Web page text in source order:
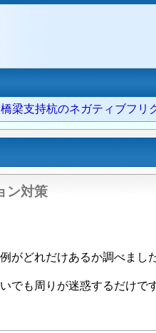
梁支持杭のネガティブフリ
ン対策
がどれだけあるか調べまし
でも周りが迷惑するだけです